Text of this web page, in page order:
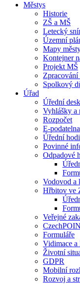
Městys
Historie
ZŠ a MŠ
Letecký
Územní
Mapy
Kontejner
Projekt MŠ
Zpracování
Spolkový
Úřad
Úřední
Vyhlášky a
Rozpočet
E-podatelna
Úřední
Povinné
Odpadové
Vodovod a
Hřbitov ve
Veřejné
Formuláře
Vidimace a
Životní
GDPR
Mobilní
Rozvoj a